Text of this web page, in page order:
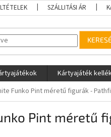
SZÁLLITÁSI ÁR
Kártyajáték
Funko Pint méretű figurák -
Pint méretű